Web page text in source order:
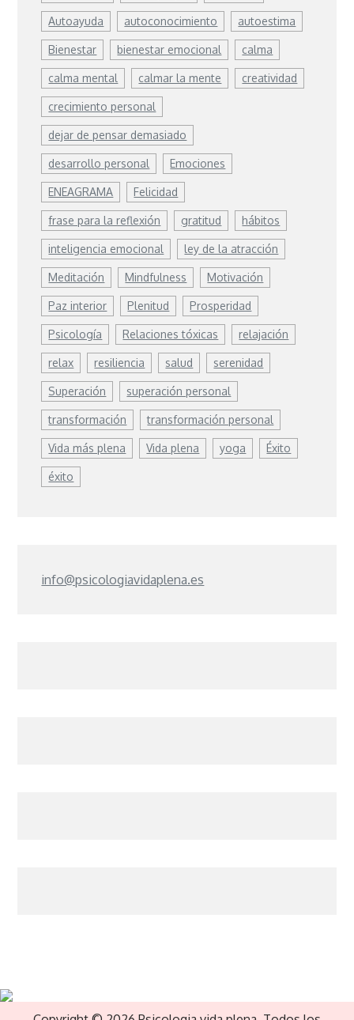
Autoayuda autoconocimiento autoestima
Bienestar bienestar emocional calma
calma mental calmar la mente creatividad
crecimiento personal
dejar de pensar demasiado
desarrollo personal Emociones
ENEAGRAMA Felicidad
frase para la reflexión gratitud hábitos
inteligencia emocional ley de la atracción
Meditación Mindfulness Motivación
Paz interior Plenitud Prosperidad
Psicología Relaciones tóxicas relajación
relax resiliencia salud serenidad
Superación superación personal
transformación transformación personal
Vida más plena Vida plena yoga Éxito
éxito
info@psicologiavidaplena.es